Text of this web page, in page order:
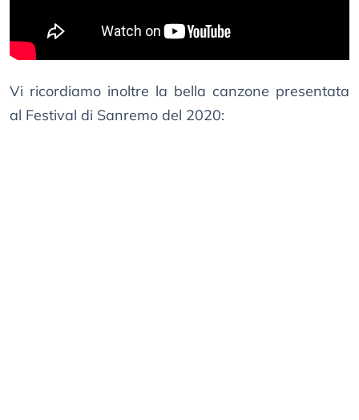
Vi ricordiamo inoltre la bella canzone presentata
al Festival di Sanremo del 2020: